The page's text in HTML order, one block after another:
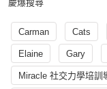
慶爆搜尋
Carman Cats
Elaine Gary
Miracle 社交力學培訓